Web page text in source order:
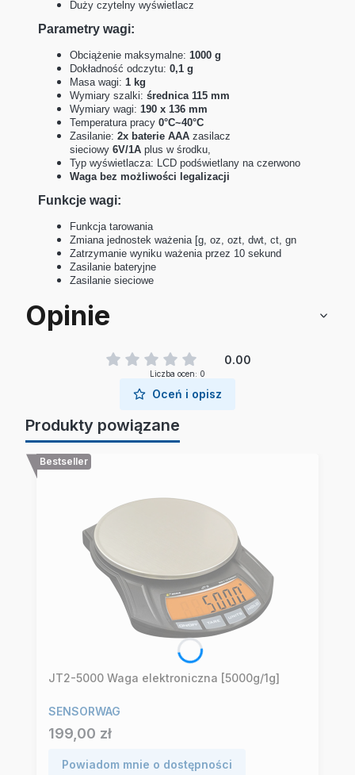
Duży czytelny wyświetlacz
Parametry wagi:
Obciążenie maksymalne: 1000 g
Dokładność odczytu: 0,1 g
Masa wagi: 1 kg
Wymiary szalki: średnica 115 mm
Wymiary wagi: 190 x 136 mm
Temperatura pracy 0°C~40°C
Zasilanie: 2x baterie AAA zasilacz
sieciowy 6V/1A plus w środku,
Typ wyświetlacza: LCD podświetlany na czerwono
Waga bez możliwości legalizacji
Funkcje wagi:
Funkcja tarowania
Zmiana jednostek ważenia [g, oz, ozt, dwt, ct, gn
Zatrzymanie wyniku ważenia przez 10 sekund
Zasilanie bateryjne
Zasilanie sieciowe
Opinie
0.00
Liczba ocen: 0
Oceń i opisz
Produkty powiązane
Bestseller
JT2-5000 Waga elektroniczna [5000g/1g]
SENSORWAG
Cena
199,00 zł
Powiadom mnie o dostępności